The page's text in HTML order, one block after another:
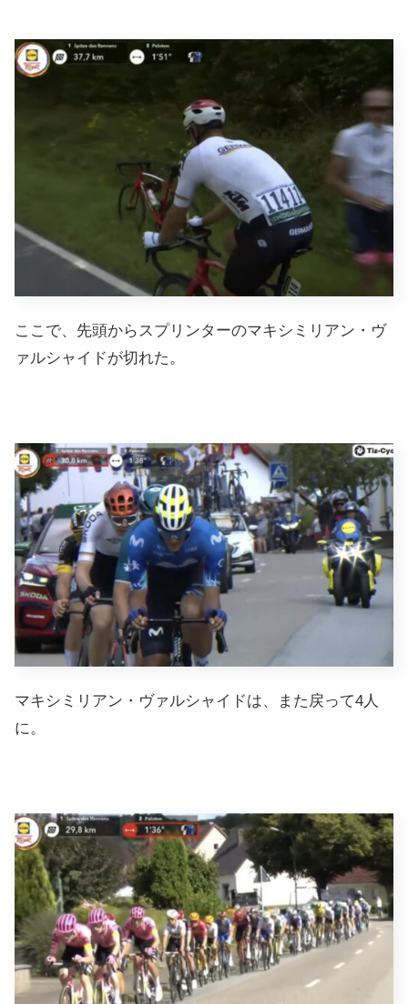
ここで、先頭からスプリンターのマキシミリアン・ヴ
ァルシャイドが切れた。
マキシミリアン・ヴァルシャイドは、また戻って4人
に。